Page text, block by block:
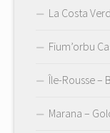
La Costa
Fium’orbu
Île-Rousse –
Marana –